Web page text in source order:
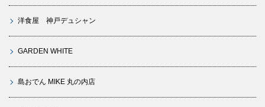
洋食屋 神戸デュシャン
GARDEN WHITE
島おでん MIKE 丸の内店